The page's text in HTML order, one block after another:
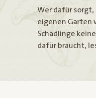
Wer dafür sorgt,
eigenen Garten
Schädlinge
dafür braucht,